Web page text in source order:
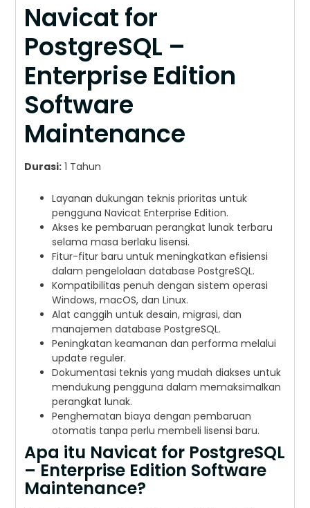
Navicat for
PostgreSQL –
Enterprise Edition
Software
Maintenance
Durasi: 1 Tahun
Layanan dukungan teknis prioritas untuk
pengguna Navicat Enterprise Edition.
Akses ke pembaruan perangkat lunak terbaru
selama masa berlaku lisensi.
Fitur-fitur baru untuk meningkatkan efisiensi
dalam pengelolaan database PostgreSQL.
Kompatibilitas penuh dengan sistem operasi
Windows, macOS, dan Linux.
Alat canggih untuk desain, migrasi, dan
manajemen database PostgreSQL.
Peningkatan keamanan dan performa melalui
update reguler.
Dokumentasi teknis yang mudah diakses untuk
mendukung pengguna dalam memaksimalkan
perangkat lunak.
Penghematan biaya dengan pembaruan
otomatis tanpa perlu membeli lisensi baru.
Apa itu Navicat for PostgreSQL
– Enterprise Edition Software
Maintenance?